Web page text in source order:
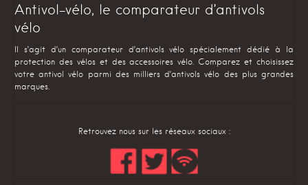
Antivol-vélo, le comparateur d’antivols
vélo
Il s’agit d’un comparateur d’antivols vélo spécialement dédié à la
protection des vélos et des accessoires vélo. Comparez et choisissez
votre antivol vélo parmi des milliers d’antivols vélo des plus grandes
marques.
Retrouvez nous sur les réseaux sociaux :